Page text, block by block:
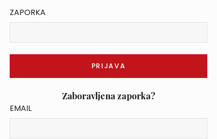
ZAPORKA
Zaboravljena zaporka?
EMAIL